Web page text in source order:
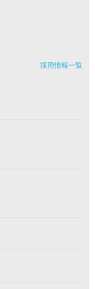
採用情報一覧